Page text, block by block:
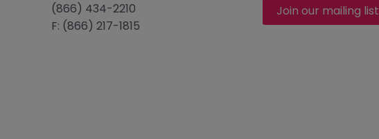
(866) 434-2210
F: (866) 217-1815
Join our mailing list